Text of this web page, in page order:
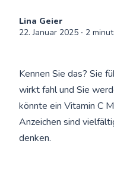
Lina Geier
22. Januar 2025 ∙ 2
Kennen Sie das? Sie
wirkt fahl und Sie
könnte ein Vitamin C
Anzeichen sind
denken.